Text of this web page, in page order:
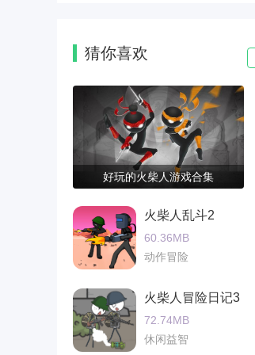
猜你喜欢
好玩的火柴人游戏合集
火柴人乱斗2
60.36MB
动作冒险
火柴人冒险日记3
72.74MB
休闲益智